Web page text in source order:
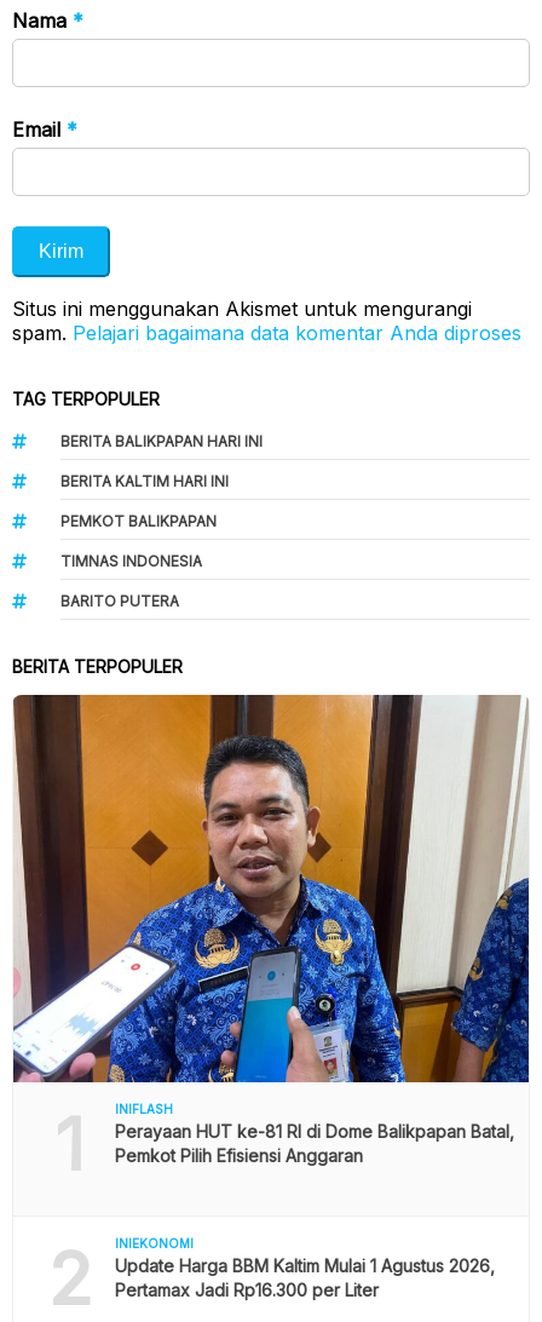
Nama *
Email *
Situs ini menggunakan Akismet untuk mengurangi
spam. Pelajari bagaimana data komentar Anda diproses
TAG TERPOPULER
BERITA BALIKPAPAN HARI INI
BERITA KALTIM HARI INI
PEMKOT BALIKPAPAN
TIMNAS INDONESIA
BARITO PUTERA
BERITA TERPOPULER
1 INIFLASH
Perayaan HUT ke-81 RI di Dome Balikpapan Batal,
Pemkot Pilih Efisiensi Anggaran
2 INIEKONOMI
Update Harga BBM Kaltim Mulai 1 Agustus 2026,
Pertamax Jadi Rp16.300 per Liter